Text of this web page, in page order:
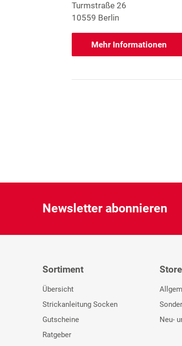
Turmstraße 26
10559 Berlin
Mehr Informationen
Newsletter abonnieren
Sortiment
Übersicht
Strickanleitung Socken
Gutscheine
Ratgeber
Neu-